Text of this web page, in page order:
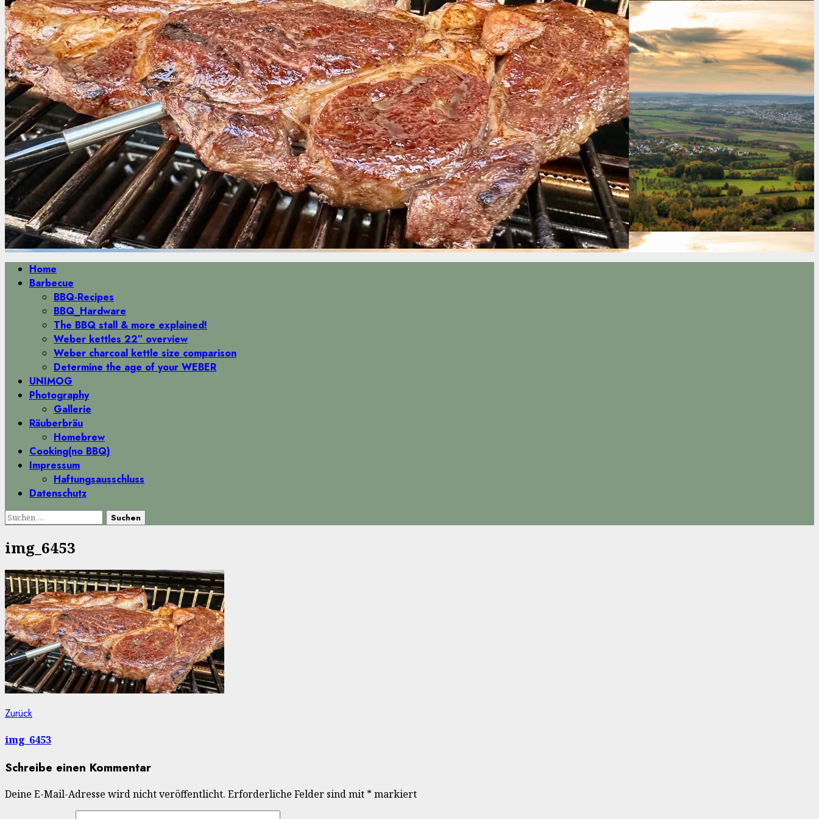
Primäres
Menü
Home
Barbecue
BBQ-Recipes
BBQ_Hardware
The BBQ stall & more explained!
Weber kettles 22″ overview
Weber charcoal kettle size comparison
Determine the age of your WEBER
UNIMOG
Photography
Gallerie
Räuberbräu
Homebrew
Cooking(no BBQ)
Impressum
Haftungsausschluss
Datenschutz
Suchen
img_6453
Beitragsnavigation
ZurückVorheriger
img_6453
Schreibe einen Kommentar
Deine E-Mail-Adresse wird nicht veröffentlicht. Erforderliche Felder sind mit * markiert